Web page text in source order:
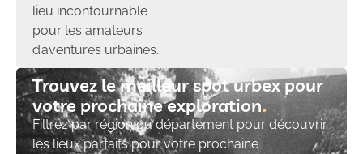
lieu incontournable
pour les amateurs
d’aventures urbaines.
Trouvez le meilleur spot urbex pour
votre prochaine exploration​
Filtrez par région ou département pour découvrir
les lieux parfaits pour votre prochaine